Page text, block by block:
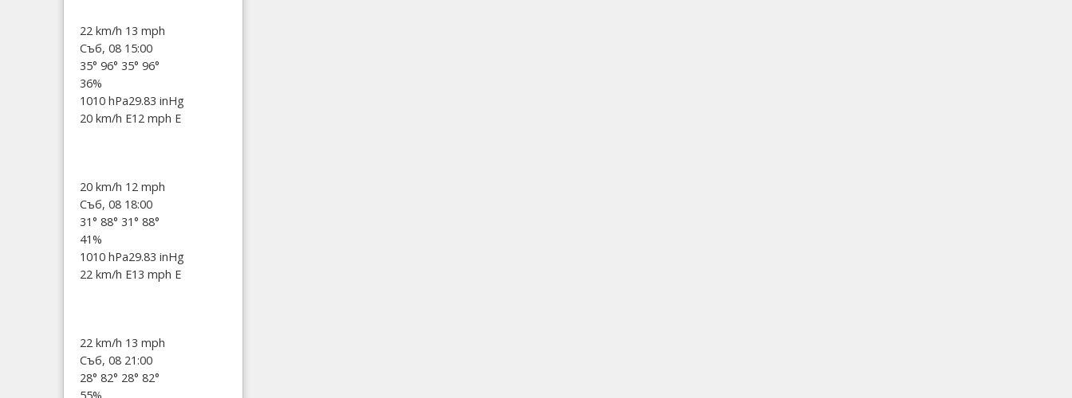
22 km/h 13 mph
Съб, 08 15:00
35° 96° 35° 96°
36%
1010 hPa29.83 inHg
20 km/h E12 mph E
20 km/h 12 mph
Съб, 08 18:00
31° 88° 31° 88°
41%
1010 hPa29.83 inHg
22 km/h E13 mph E
22 km/h 13 mph
Съб, 08 21:00
28° 82° 28° 82°